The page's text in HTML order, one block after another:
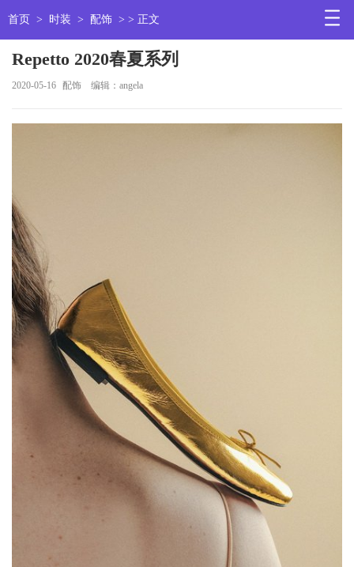
首页 > 时装 > 配饰 > > 正文
Repetto 2020春夏系列
2020-05-16 配饰 编辑：angela